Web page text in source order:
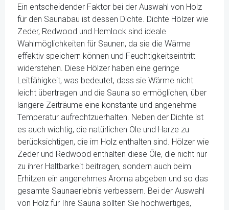
Ein entscheidender Faktor bei der Auswahl von Holz
für den Saunabau ist dessen Dichte. Dichte Hölzer wie
Zeder, Redwood und Hemlock sind ideale
Wahlmöglichkeiten für Saunen, da sie die Wärme
effektiv speichern können und Feuchtigkeitseintritt
widerstehen. Diese Hölzer haben eine geringe
Leitfähigkeit, was bedeutet, dass sie Wärme nicht
leicht übertragen und die Sauna so ermöglichen, über
längere Zeiträume eine konstante und angenehme
Temperatur aufrechtzuerhalten. Neben der Dichte ist
es auch wichtig, die natürlichen Öle und Harze zu
berücksichtigen, die im Holz enthalten sind. Hölzer wie
Zeder und Redwood enthalten diese Öle, die nicht nur
zu ihrer Haltbarkeit beitragen, sondern auch beim
Erhitzen ein angenehmes Aroma abgeben und so das
gesamte Saunaerlebnis verbessern. Bei der Auswahl
von Holz für Ihre Sauna sollten Sie hochwertiges,